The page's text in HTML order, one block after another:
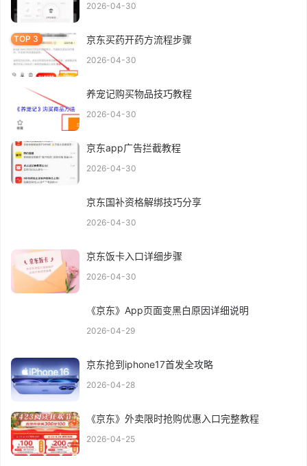
2026-04-30
京东买药开药方流程步骤
2026-04-30
养宠记购买物品技巧教程
2026-04-30
京东app广告拦截教程
2026-04-30
京东国补资格解绑技巧分享
2026-04-30
京东饭卡入口详细步骤
2026-04-30
《京东》App页面变黑白原因详细说明
2026-04-29
京东抢到iphone17首发全攻略
2026-04-28
《京东》外卖限时抢购优惠入口完整教程
2026-04-25